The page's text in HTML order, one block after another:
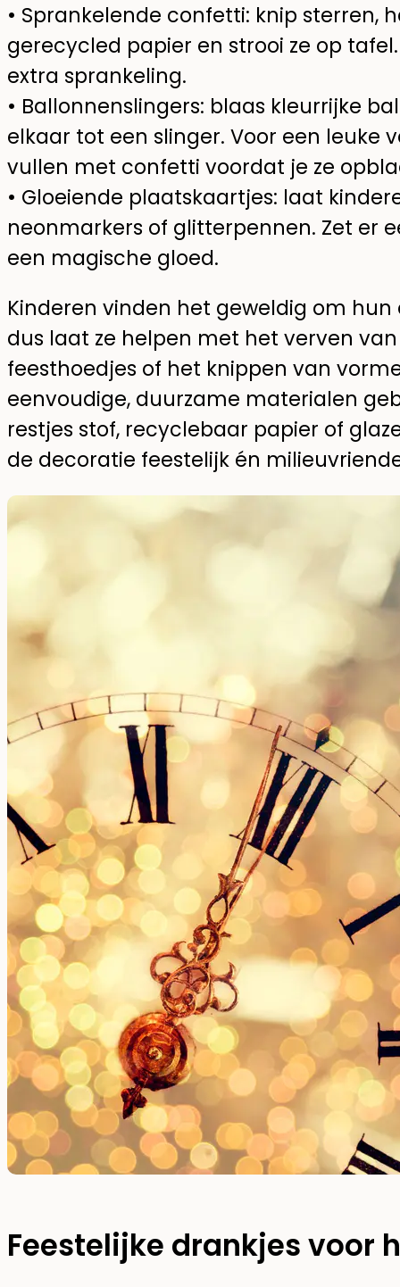
• Sprankelende confetti: knip sterren,
gerecycled papier en strooi ze op
extra sprankeling.
• Ballonnenslingers: blaas kleurrijke
elkaar tot een slinger. Voor een leuke
vullen met confetti voordat je ze
• Gloeiende plaatskaartjes: laat
neonmarkers of glitterpennen. Zet er
een magische gloed.
Kinderen vinden het geweldig om
dus laat ze helpen met het verven
feesthoedjes of het knippen van
eenvoudige, duurzame materialen
restjes stof, recyclebaar papier of
de decoratie feestelijk én
Feestelijke drankjes voor